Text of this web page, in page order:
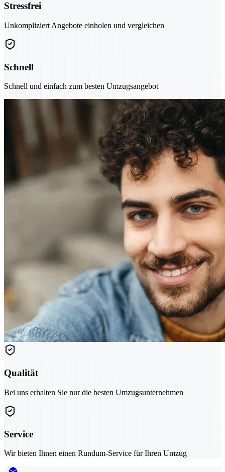
Stressfrei
Unkompliziert Angebote einholen und vergleichen
Schnell
Schnell und einfach zum besten Umzugsangebot
Qualität
Bei uns erhalten Sie nur die besten Umzugsunternehmen
Service
Wir bieten Ihnen einen Rundum-Service für Ihren Umzug